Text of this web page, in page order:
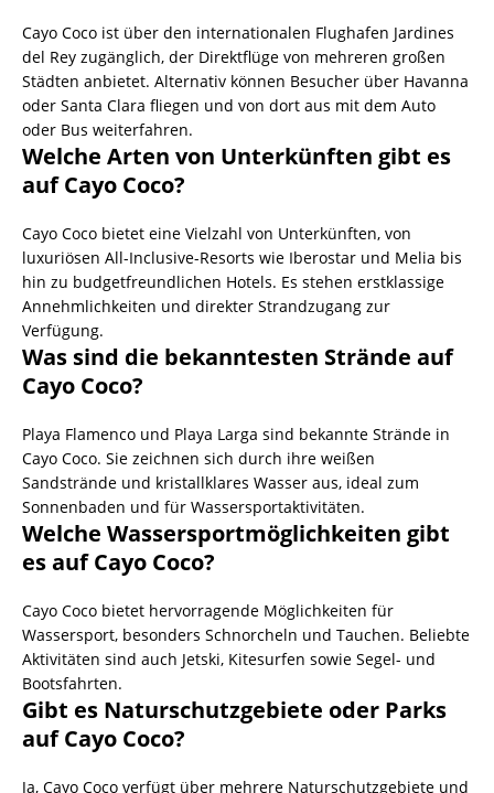
Cayo Coco ist über den internationalen Flughafen Jardines
del Rey zugänglich, der Direktflüge von mehreren großen
Städten anbietet. Alternativ können Besucher über Havanna
oder Santa Clara fliegen und von dort aus mit dem Auto
oder Bus weiterfahren.
Welche Arten von Unterkünften gibt es
auf Cayo Coco?
Cayo Coco bietet eine Vielzahl von Unterkünften, von
luxuriösen All-Inclusive-Resorts wie Iberostar und Melia bis
hin zu budgetfreundlichen Hotels. Es stehen erstklassige
Annehmlichkeiten und direkter Strandzugang zur
Verfügung.
Was sind die bekanntesten Strände auf
Cayo Coco?
Playa Flamenco und Playa Larga sind bekannte Strände in
Cayo Coco. Sie zeichnen sich durch ihre weißen
Sandstrände und kristallklares Wasser aus, ideal zum
Sonnenbaden und für Wassersportaktivitäten.
Welche Wassersportmöglichkeiten gibt
es auf Cayo Coco?
Cayo Coco bietet hervorragende Möglichkeiten für
Wassersport, besonders Schnorcheln und Tauchen. Beliebte
Aktivitäten sind auch Jetski, Kitesurfen sowie Segel- und
Bootsfahrten.
Gibt es Naturschutzgebiete oder Parks
auf Cayo Coco?
Ja, Cayo Coco verfügt über mehrere Naturschutzgebiete und